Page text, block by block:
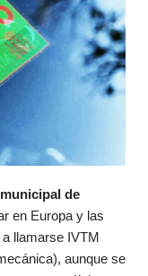
de
en Europa y las
llamarse IVTM
aunque se